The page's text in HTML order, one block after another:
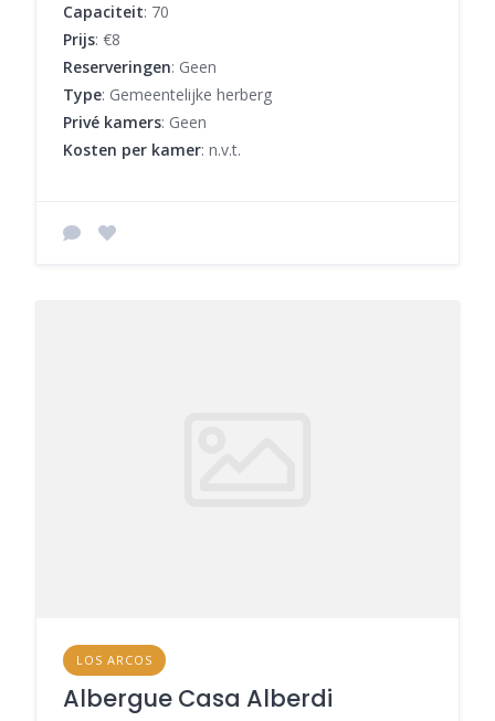
Capaciteit: 70
Prijs: €8
Reserveringen: Geen
Type: Gemeentelijke herberg
Privé kamers: Geen
Kosten per kamer: n.v.t.
LOS ARCOS
Albergue Casa Alberdi